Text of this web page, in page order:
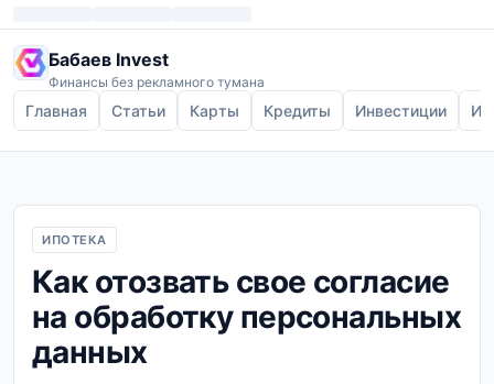
Бабаев Invest
Финансы без рекламного тумана
Главная Статьи Карты Кредиты Инвестиции
ИПОТЕКА
Как отозвать свое согласие
на обработку персональных
данных